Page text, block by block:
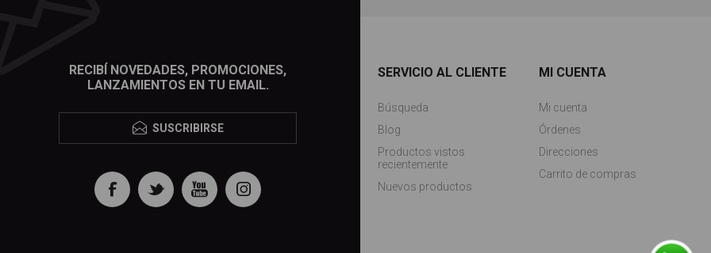
RECIBÍ NOVEDADES, PROMOCIONES,
LANZAMIENTOS EN TU EMAIL.
SUSCRIBIRSE
SERVICIO AL CLIENTE
Búsqueda
Blog
Productos vistos
recientemente
Nuevos productos
MI CUENTA
Mi cuenta
Órdenes
Direcciones
Carrito de compras